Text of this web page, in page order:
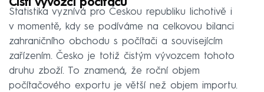
Čistí vývozci počítačů
Statistika vyznívá pro Českou republiku lichotivě i
v momentě, kdy se podíváme na celkovou bilanci
zahraničního obchodu s počítači a souvisejícím
zařízením. Česko je totiž čistým vývozcem tohoto
druhu zboží. To znamená, že roční objem
počítačového exportu je větší než objem importu.